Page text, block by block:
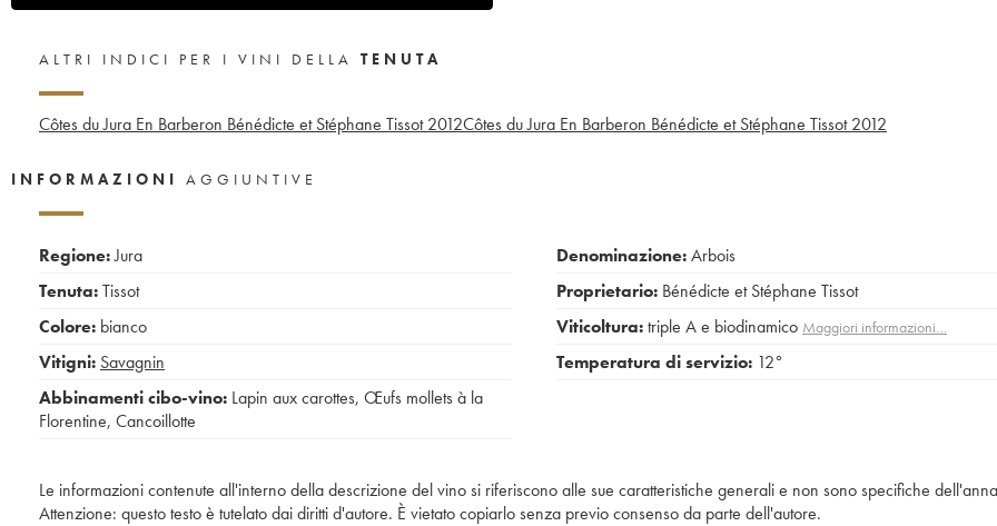
ALTRI INDICI PER I VINI DELLA TENUTA
Côtes du Jura En Barberon Bénédicte et Stéphane Tissot 2012Côtes du Jura En Barberon Bénédicte et Stéphane Tissot 2012
INFORMAZIONI AGGIUNTIVE
Regione:Jura
Tenuta:Tissot
Colore: bianco
Vitigni: Savagnin
Abbinamenti cibo-vino: Lapin aux carottes, Œufs mollets à la
Florentine, Cancoillotte
Denominazione:Arbois
Proprietario: Bénédicte et Stéphane Tissot
Viticoltura:triple A e biodinamico Maggiori informazioni…
Temperatura di servizio: 12°
Le informazioni contenute all'interno della descrizione del vino si riferiscono alle sue caratteristiche generali e non sono specifiche
Attenzione: questo testo è tutelato dai diritti d'autore. È vietato copiarlo senza previo consenso da parte dell'autore.